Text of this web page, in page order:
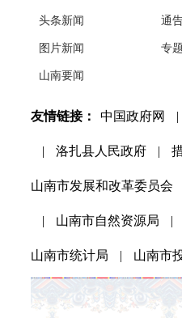
头条新闻
图片新闻
山南要闻
通
专
友情链接： 中国政府网 |
| 洛扎县人民政府 |
山南市发展和改革委员会
| 山南市自然资源局 |
山南市统计局 | 山南市